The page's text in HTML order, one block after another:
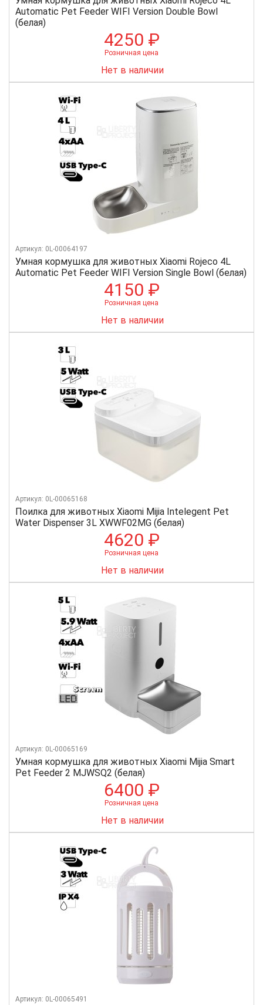
Automatic Pet Feeder WIFI Version Double Bowl
(белая)
4250 ₽
Розничная цена
Нет в наличии
Умная кормушка для животных Xiaomi Rojeco 4L
Automatic Pet Feeder WIFI Version Single Bowl (белая)
Артикул: 0L-00064197
4150 ₽
Розничная цена
Нет в наличии
Поилка для животных Xiaomi Mijia Intelegent Pet
Water Dispenser 3L XWWF02MG (белая)
Артикул: 0L-00065168
4620 ₽
Розничная цена
Нет в наличии
Умная кормушка для животных Xiaomi Mijia Smart
Pet Feeder 2 MJWSQ2 (белая)
Артикул: 0L-00065169
6400 ₽
Розничная цена
Нет в наличии
Артикул: 0L-00065491